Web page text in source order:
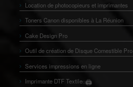
Location de photocopieurs et imprimantes
Toners Canon disponibles à La Réunion
Cake Design Pro
Outil de création de Disque Comestible Pro
Services impressions en ligne
Imprimante DTF Textile 🖨️
👕